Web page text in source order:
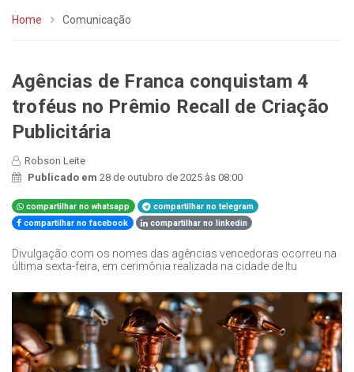
Home Comunicação
Agências de Franca conquistam 4
troféus no Prêmio Recall de Criação
Publicitária
Robson Leite
Publicado em 28 de outubro de 2025 às 08:00
compartilhar no whatsapp
compartilhar no telegram
compartilhar no facebook
compartilhar no linkedin
Divulgação com os nomes das agências vencedoras ocorreu na
última sexta-feira, em cerimônia realizada na cidade de Itu